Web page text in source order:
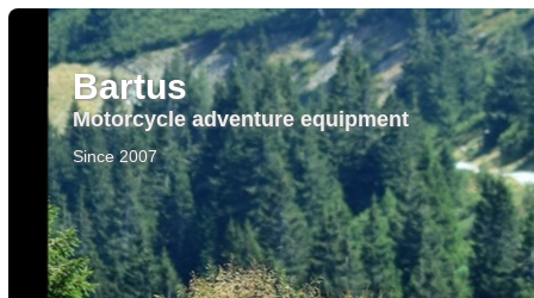
Bartus
Motorcycle adventure equipment
Since 2007